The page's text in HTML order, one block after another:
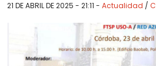
21 DE ABRIL DE 2025 - 21:11 - Actualidad /